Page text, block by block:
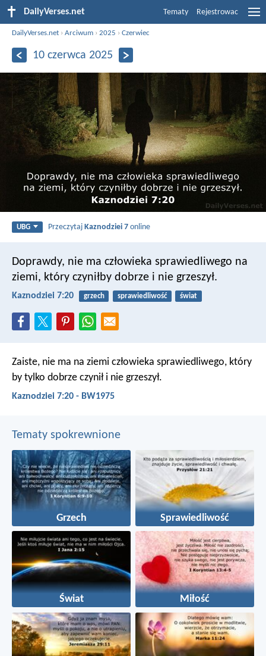
DailyVerses.net Tematy Rejestrowac
DailyVerses.net ›Arciwum ›2025 ›Czerwiec
10 czerwca 2025
UBG PrzeczytajKaznodziei 7 online
Doprawdy, nie ma człowieka sprawiedliwego na
ziemi, który czyniłby dobrze i nie grzeszył.
Kaznodziei 7:20 grzech sprawiedliwość świat
Zaiste, nie ma na ziemi człowieka sprawiedliwego, który
by tylko dobrze czynił i nie grzeszył.
Kaznodziei 7:20 - BW1975
Tematy spokrewnione
Grzech Sprawiedliwość
Świat Miłość